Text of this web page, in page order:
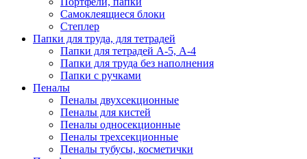
Самоклеящиеся блоки
Степлер
Папки для труда, для тетрадей
Папки для тетрадей А-5, А-4
Папки для труда без наполнения
Папки с ручками
Пеналы
Пеналы двухсекционные
Пеналы для кистей
Пеналы односекционные
Пеналы трехсекционные
Пеналы тубусы, косметички